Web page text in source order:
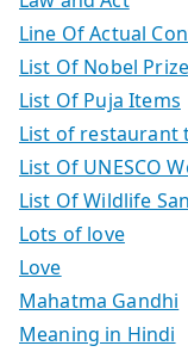
Line Of Actual
List Of Nobel Prize
List Of Puja Items
List of restaurant
List Of UNESCO
List Of Wildlife
Lots of love
Love
Mahatma Gandhi
Meaning in Hindi